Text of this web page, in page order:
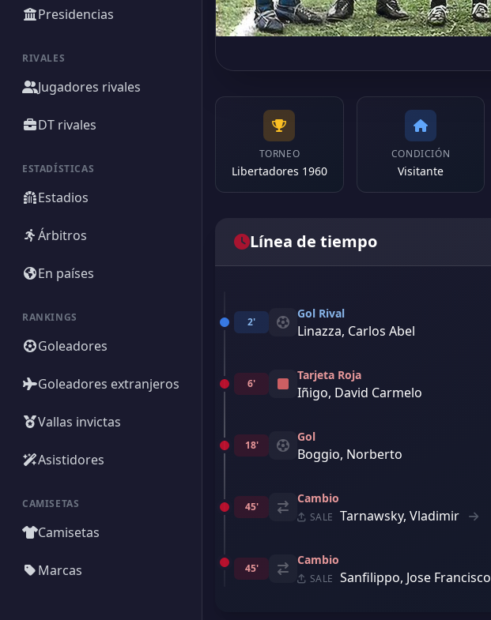
Presidencias
RIVALES
Jugadores rivales
DT rivales
ESTADÍSTICAS
Estadios
Árbitros
En países
RANKINGS
Goleadores
Goleadores extranjeros
Vallas invictas
Asistidores
CAMISETAS
Camisetas
Marcas
TORNEO
Libertadores 1960
CONDICIÓN
Visitante
Línea de tiempo
2'
Gol Rival
Linazza, Carlos Abel
6'
Tarjeta Roja
Iñigo, David Carmelo
18'
Gol
Boggio, Norberto
45'
Cambio
SALE Tarnawsky, Vladimir
45'
Cambio
SALE Sanfilippo, Jose Francisco